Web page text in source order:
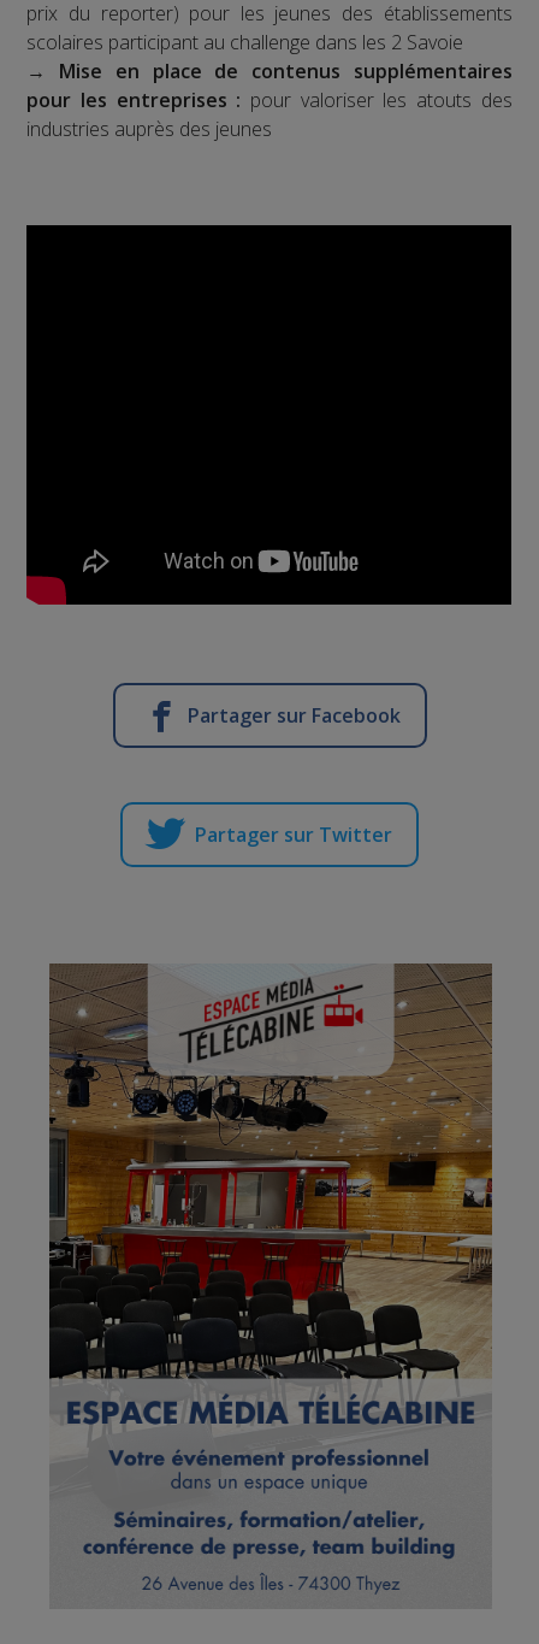
prix du reporter) pour les jeunes des établissements
scolaires participant au challenge dans les 2 Savoie
→ Mise en place de contenus supplémentaires
pour les entreprises : pour valoriser les atouts des
industries auprès des jeunes
Partager sur Facebook
Partager sur Twitter